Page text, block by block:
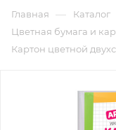
Главная — Каталог
Цветная бумага и
Картон цветной